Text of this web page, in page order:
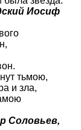
Иосиф
тьмою,
и зла,
Соловьев,